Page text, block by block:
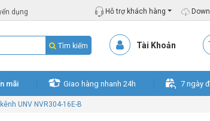
dụng Hỗ trợ khách hàng
Tìm kiếm Tài Khoản
mãi Giao hàng nhanh 24h 7 ngày
UNV NVR304-16E-B